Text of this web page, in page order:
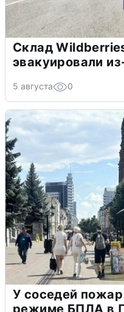
Склад
эвакуировали
5 августа 0
У соседей